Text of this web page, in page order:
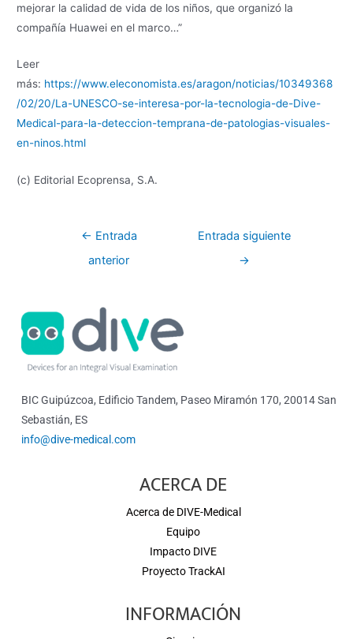
mejorar la calidad de vida de los niños, que organizó la
compañía Huawei en el marco…”
Leer
más: https://www.eleconomista.es/aragon/noticias/10349368
/02/20/La-UNESCO-se-interesa-por-la-tecnologia-de-Dive-
Medical-para-la-deteccion-temprana-de-patologias-visuales-
en-ninos.html
(c) Editorial Ecoprensa, S.A.
← Entrada
anterior
Entrada siguiente
→
BIC Guipúzcoa, Edificio Tandem, Paseo Miramón 170, 20014 San
Sebastián, ES
info@dive-medical.com
ACERCA DE
Acerca de DIVE-Medical
Equipo
Impacto DIVE
Proyecto TrackAI
INFORMACIÓN